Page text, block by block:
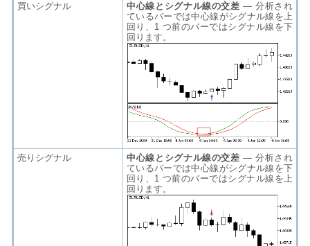
買いシグナル
中心線とシグナル線の交差 — 分析され
ているバーでは中心線がシグナル線を上
回り、1 つ前のバーではシグナル線を下
回ります。
売りシグナル 中心線とシグナル線の交差 — 分析され
ているバーでは中心線がシグナル線を下
回り、1 つ前のバーではシグナル線を上
回ります。